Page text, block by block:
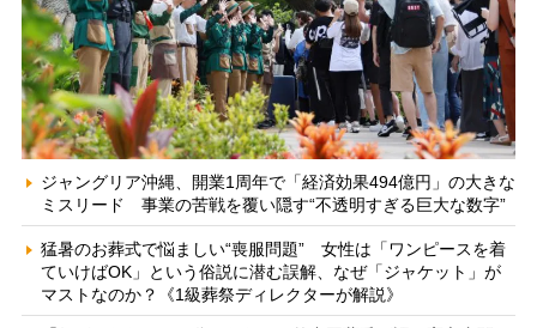
ジャングリア沖縄、開業1周年で「経済効果494億円」の大きな
ミスリード 事業の苦戦を覆い隠す“不透明すぎる巨大な数字”
猛暑のお葬式で悩ましい“喪服問題” 女性は「ワンピースを着
ていけばOK」という俗説に潜む誤解、なぜ「ジャケット」が
マストなのか？《1級葬祭ディレクターが解説》